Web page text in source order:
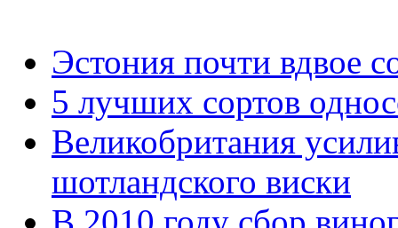
Эстония почти вдвое
5 лучших сортов
Великобритания
шотландского виски